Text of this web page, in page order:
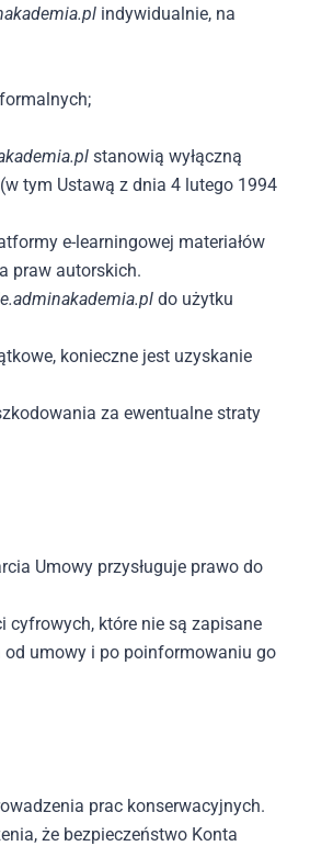
indywidualnie, na
stanowią wyłączną
tym Ustawą z dnia 4 lutego 1994
e-learningowej materiałów
praw autorskich.
do użytku
konieczne jest uzyskanie
za ewentualne straty
Umowy przysługuje prawo do
cyfrowych, które nie są zapisane
od umowy i po poinformowaniu go
prac konserwacyjnych.
że bezpieczeństwo Konta